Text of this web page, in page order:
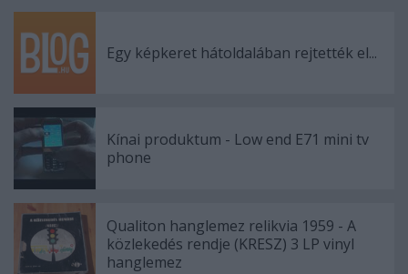
Egy képkeret hátoldalában rejtették el...
Kínai produktum - Low end E71 mini tv
phone
Qualiton hanglemez relikvia 1959 - A
közlekedés rendje (KRESZ) 3 LP vinyl
hanglemez